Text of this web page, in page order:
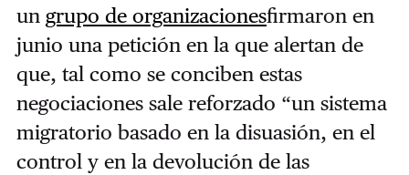
un grupo de organizacionesfirmaron en
junio una petición en la que alertan de
que, tal como se conciben estas
negociaciones sale reforzado “un sistema
migratorio basado en la disuasión, en el
control y en la devolución de las